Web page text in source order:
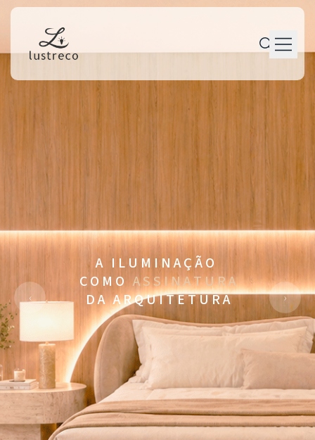
P e r s o n a l i z a ç ã o
P r o j e t o s
M a n u t e n ç ã o
T r a j e t ó r i a
C o n t a t o
A I L U M I N A Ç Ã O
C O M OA S S I N A T U R A
D A A R Q U I T E T U R A
‹ ›